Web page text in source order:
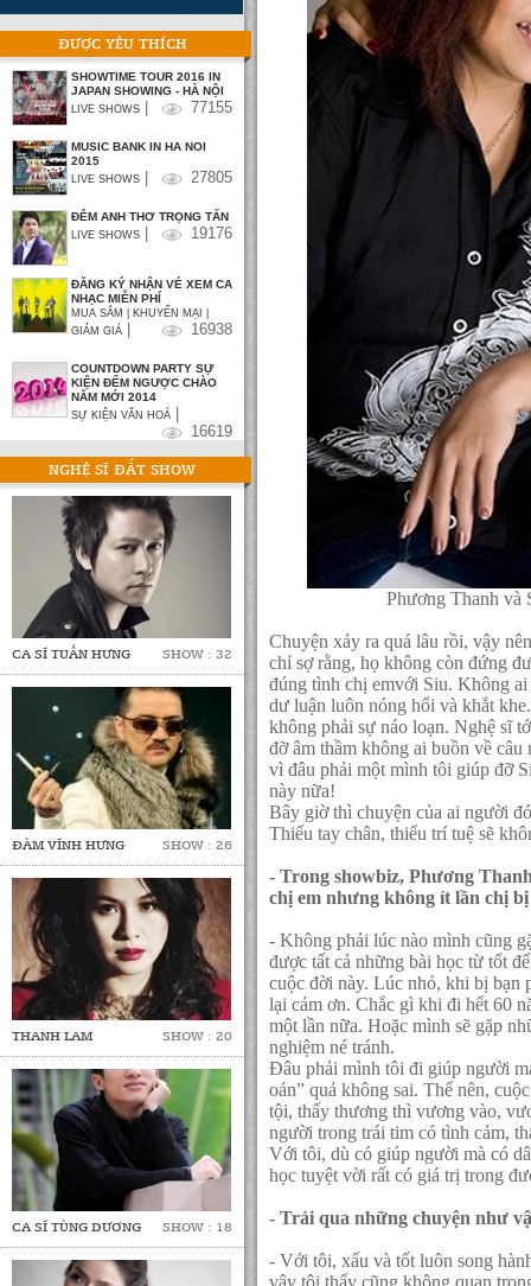
ĐƯỢC YÊU THÍCH
SHOWTIME TOUR 2016 IN
JAPAN SHOWING - HÀ NỘI
LIVE SHOWS 77155
MUSIC BANK IN HA NOI
2015
LIVE SHOWS 27805
ĐÊM ANH THƠ TRỌNG TẤN
LIVE SHOWS 19176
ĐĂNG KÝ NHẬN VÉ XEM CA
NHẠC MIỄN PHÍ
MUA SẮM | KHUYẾN MẠI |
GIẢM GIÁ
16938
COUNTDOWN PARTY SỰ
KIỆN ĐẾM NGƯỢC CHÀO
NĂM MỚI 2014
SỰ KIỆN VĂN HOÁ
16619
NGHỆ SĨ ĐẮT SHOW
CA SĨ TUẤN HƯNG SHOW : 32
ĐÀM VĨNH HƯNG SHOW : 26
THANH LAM SHOW : 20
CA SĨ TÙNG DƯƠNG SHOW : 18
Phương Thanh và
Chuyện xảy ra quá lâu rồi, vậy
chỉ sợ rằng, họ không còn đứng
đúng tình chị emvới Siu. Không
dư luận luôn nóng hổi và khắt
không phải sự náo loạn. Nghệ sĩ
đỡ âm thầm không ai buồn về
vì đâu phải một mình tôi giúp đỡ
này nữa!
Bây giờ thì chuyện của ai người
Thiếu tay chân, thiếu trí tuệ sẽ
- Trong showbiz, Phương
chị em nhưng không ít lần chị
- Không phải lúc nào mình cũng
được tất cả những bài học từ tốt
cuộc đời này. Lúc nhỏ, khi bị bạn
lại cảm ơn. Chắc gì khi đi hết 60
một lần nữa. Hoặc mình sẽ gặp
nghiệm né tránh.
Đâu phải mình tôi đi giúp người
oán” quả không sai. Thế nên,
tội, thấy thương thì vương vào,
người trong trái tim có tình cảm,
Với tôi, dù có giúp người mà có
học tuyệt vời rất có giá trị trong
- Trải qua những chuyện như
- Với tôi, xấu và tốt luôn song
vậy tôi thấy cũng không quan